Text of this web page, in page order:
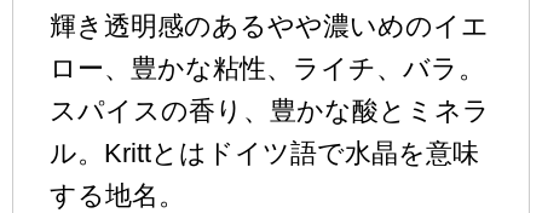
輝き透明感のあるやや濃いめのイエ
ロー、豊かな粘性、ライチ、バラ。
スパイスの香り、豊かな酸とミネラ
ル。Krittとはドイツ語で水晶を意味
する地名。